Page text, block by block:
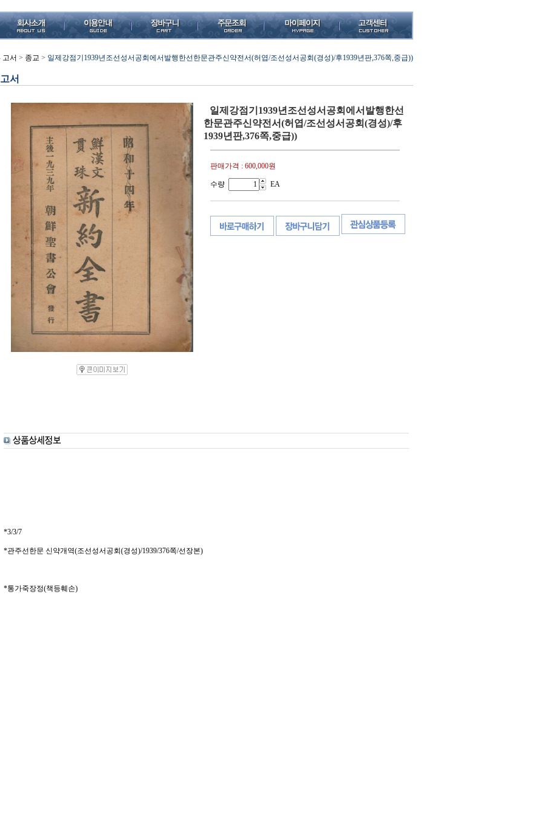
고서 > 종교 > 일제강점기1939년조선성서공회에서발행한선한문관주신약전서(허엽/조선성서공회(경성)/후1939년판,376쪽,중급))
고서
일제강점기1939년조선성서공회에서발행한선
한문관주신약전서(허엽/조선성서공회(경성)/후
1939년판,376쪽,중급))
판매가격 : 600,000원
수량 EA
*3/3/7
*관주선한문 신약개역(조선성서공회(경성)/1939/376쪽/선장본)
*통가죽장정(책등훼손)